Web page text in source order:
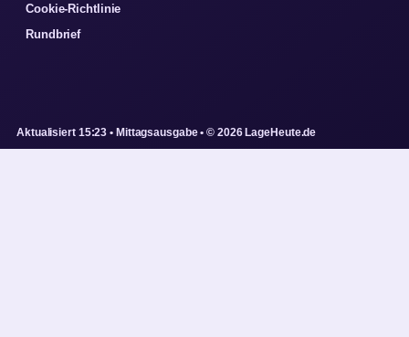
Cookie-Richtlinie
Rundbrief
Aktualisiert 15:23 • Mittagsausgabe • © 2026 LageHeute.de